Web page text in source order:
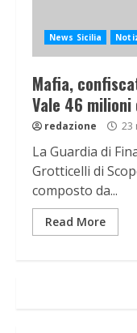
News Sicilia
Mafia,
Vale 46 milioni
redazione 23
La Guardia di
Grotticelli di
composto da...
Read More